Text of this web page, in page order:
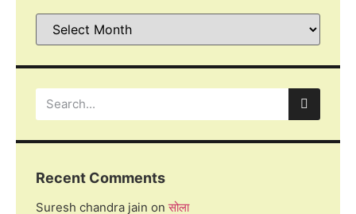
Recent Comments
Suresh chandra jain onसोला